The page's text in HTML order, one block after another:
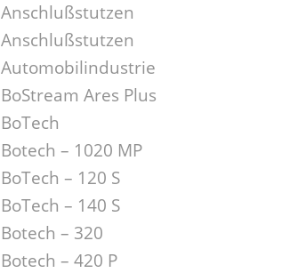
Anschlußstutzen
Anschlußstutzen
Automobilindustrie
BoStream Ares Plus
BoTech
Botech – 1020 MP
BoTech – 120 S
BoTech – 140 S
Botech – 320
Botech – 420 P